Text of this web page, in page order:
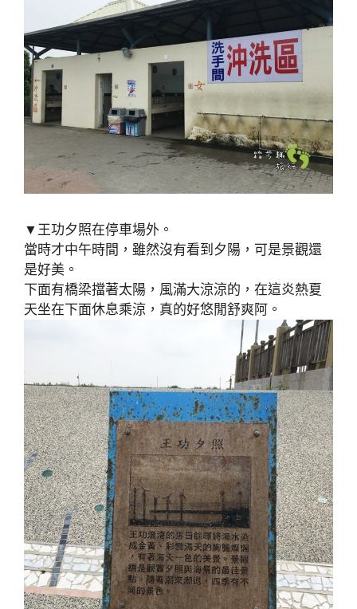
▼王功夕照在停車場外。
當時才中午時間，雖然沒有看到夕陽，可是景觀還
是好美。
下面有橋梁擋著太陽，風滿大涼涼的，在這炎熱夏
天坐在下面休息乘涼，真的好悠閒舒爽阿。